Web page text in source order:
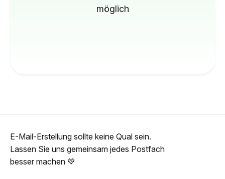
möglich
E-Mail-Erstellung sollte keine Qual sein.
Lassen Sie uns gemeinsam jedes Postfach
besser machen 💚